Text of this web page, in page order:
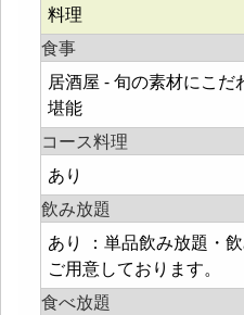
料理
食事
居酒屋 - 旬の素材にこ
堪能
コース料理
あり
飲み放題
あり ：単品飲み放題・
ご用意しております。
食べ放題